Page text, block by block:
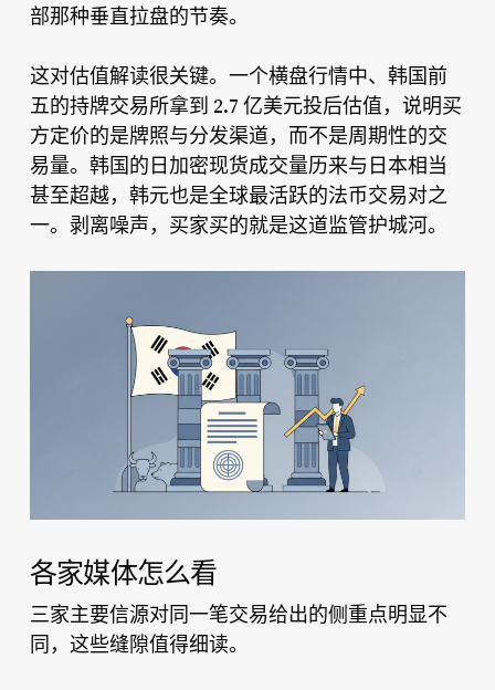
部那种垂直拉盘的节奏。
这对估值解读很关键。一个横盘行情中、韩国前
五的持牌交易所拿到 2.7 亿美元投后估值，说明买
方定价的是牌照与分发渠道，而不是周期性的交
易量。韩国的日加密现货成交量历来与日本相当
甚至超越，韩元也是全球最活跃的法币交易对之
一。剥离噪声，买家买的就是这道监管护城河。
各家媒体怎么看
三家主要信源对同一笔交易给出的侧重点明显不
同，这些缝隙值得细读。